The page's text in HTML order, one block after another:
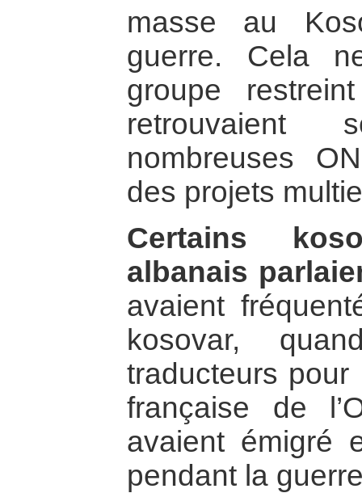
masse au
guerre. Cela
groupe
retrouvaient
nombreuses
des projets
Certains
albanais
avaient
kosovar,
traducteurs
française de
avaient émigré
pendant la